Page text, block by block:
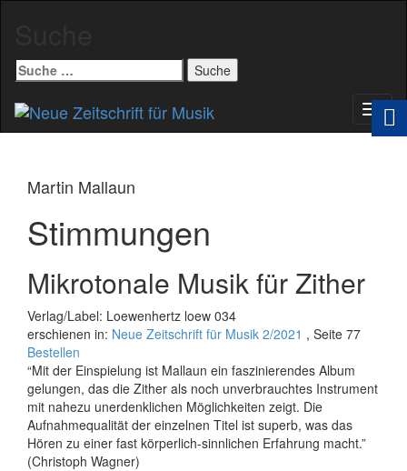
Suche
nach:
Martin Mallaun
Stimmungen
Mikrotonale Musik für Zither
Verlag/Label: Loewenhertz loew 034
erschienen in: Neue Zeitschrift für Musik 2/2021 , Seite 77
Bestellen
“Mit der Einspielung ist Mallaun ein faszinierendes Album
gelungen, das die Zither als noch unverbrauchtes Instrument
mit nahezu unerdenk­lichen Möglichkeiten zeigt. Die
Aufnahmequalität der einzelnen Titel ist superb, was das
Hören zu einer fast körperlich-sinnlichen Erfahrung macht.”
(Christoph Wagner)